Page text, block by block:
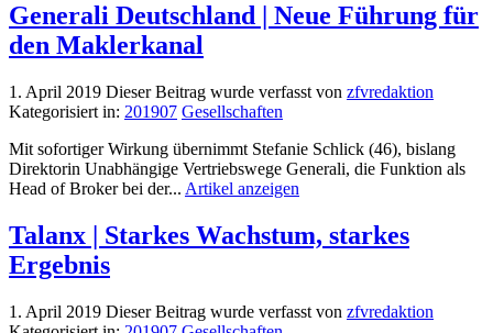
Generali Deutschland | Neue Führung für
den Maklerkanal
1. April 2019 Dieser Beitrag wurde verfasst von zfvredaktion
Kategorisiert in: 201907 Gesellschaften
Mit sofortiger Wirkung übernimmt Stefanie Schlick (46), bislang
Direktorin Unabhängige Vertriebswege Generali, die Funktion als
Head of Broker bei der... Artikel anzeigen
Talanx | Starkes Wachstum, starkes
Ergebnis
1. April 2019 Dieser Beitrag wurde verfasst von zfvredaktion